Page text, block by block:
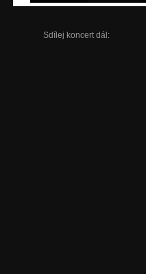
Sdílej koncert dál: